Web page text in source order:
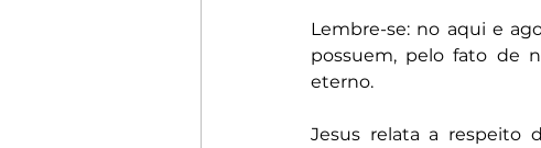
Lembre-se: no aqui e
possuem, pelo fato de
eterno.
Jesus relata a respeito